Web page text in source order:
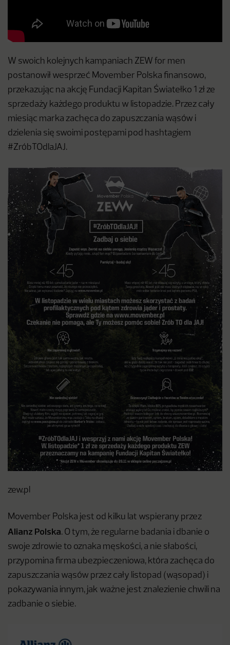
W swoich kolejnych kampaniach ZEW for men
postanowił wesprzeć Movember Polska finansowo,
przekazując na akcję Fundacji Kapitan Światełko 1 zł ze
sprzedaży każdego produktu w listopadzie. Przez cały
miesiąc marka zachęca do zapuszczania wąsów i
dzielenia się swoimi postępami pod hashtagiem
#ZróbTOdlaJAJ.
zew.pl
Movember Polska jest od kilku lat wspierany przez
Alianz Polska. O tym, że regularne badania i dbanie o
swoje zdrowie to oznaka męskości, a nie słabości,
przypomina firma ubezpieczeniowa, która zachęca do
zapuszczania wąsów przez cały listopad (wąsopad) i
pokazywania innym, jak ważne jest znalezienie chwili na
zadbanie o siebie.